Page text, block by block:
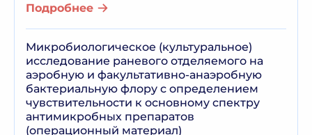
Подробнее
Микробиологическое (культуральное)
исследование раневого отделяемого на
аэробную и факультативно-анаэробную
бактериальную флору с определением
чувствительности к основному спектру
антимикробных препаратов
(операционный материал)